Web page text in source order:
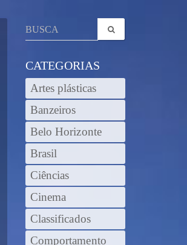
CATEGORIAS
Artes plásticas
Banzeiros
Belo Horizonte
Brasil
Ciências
Cinema
Classificados
Comportamento